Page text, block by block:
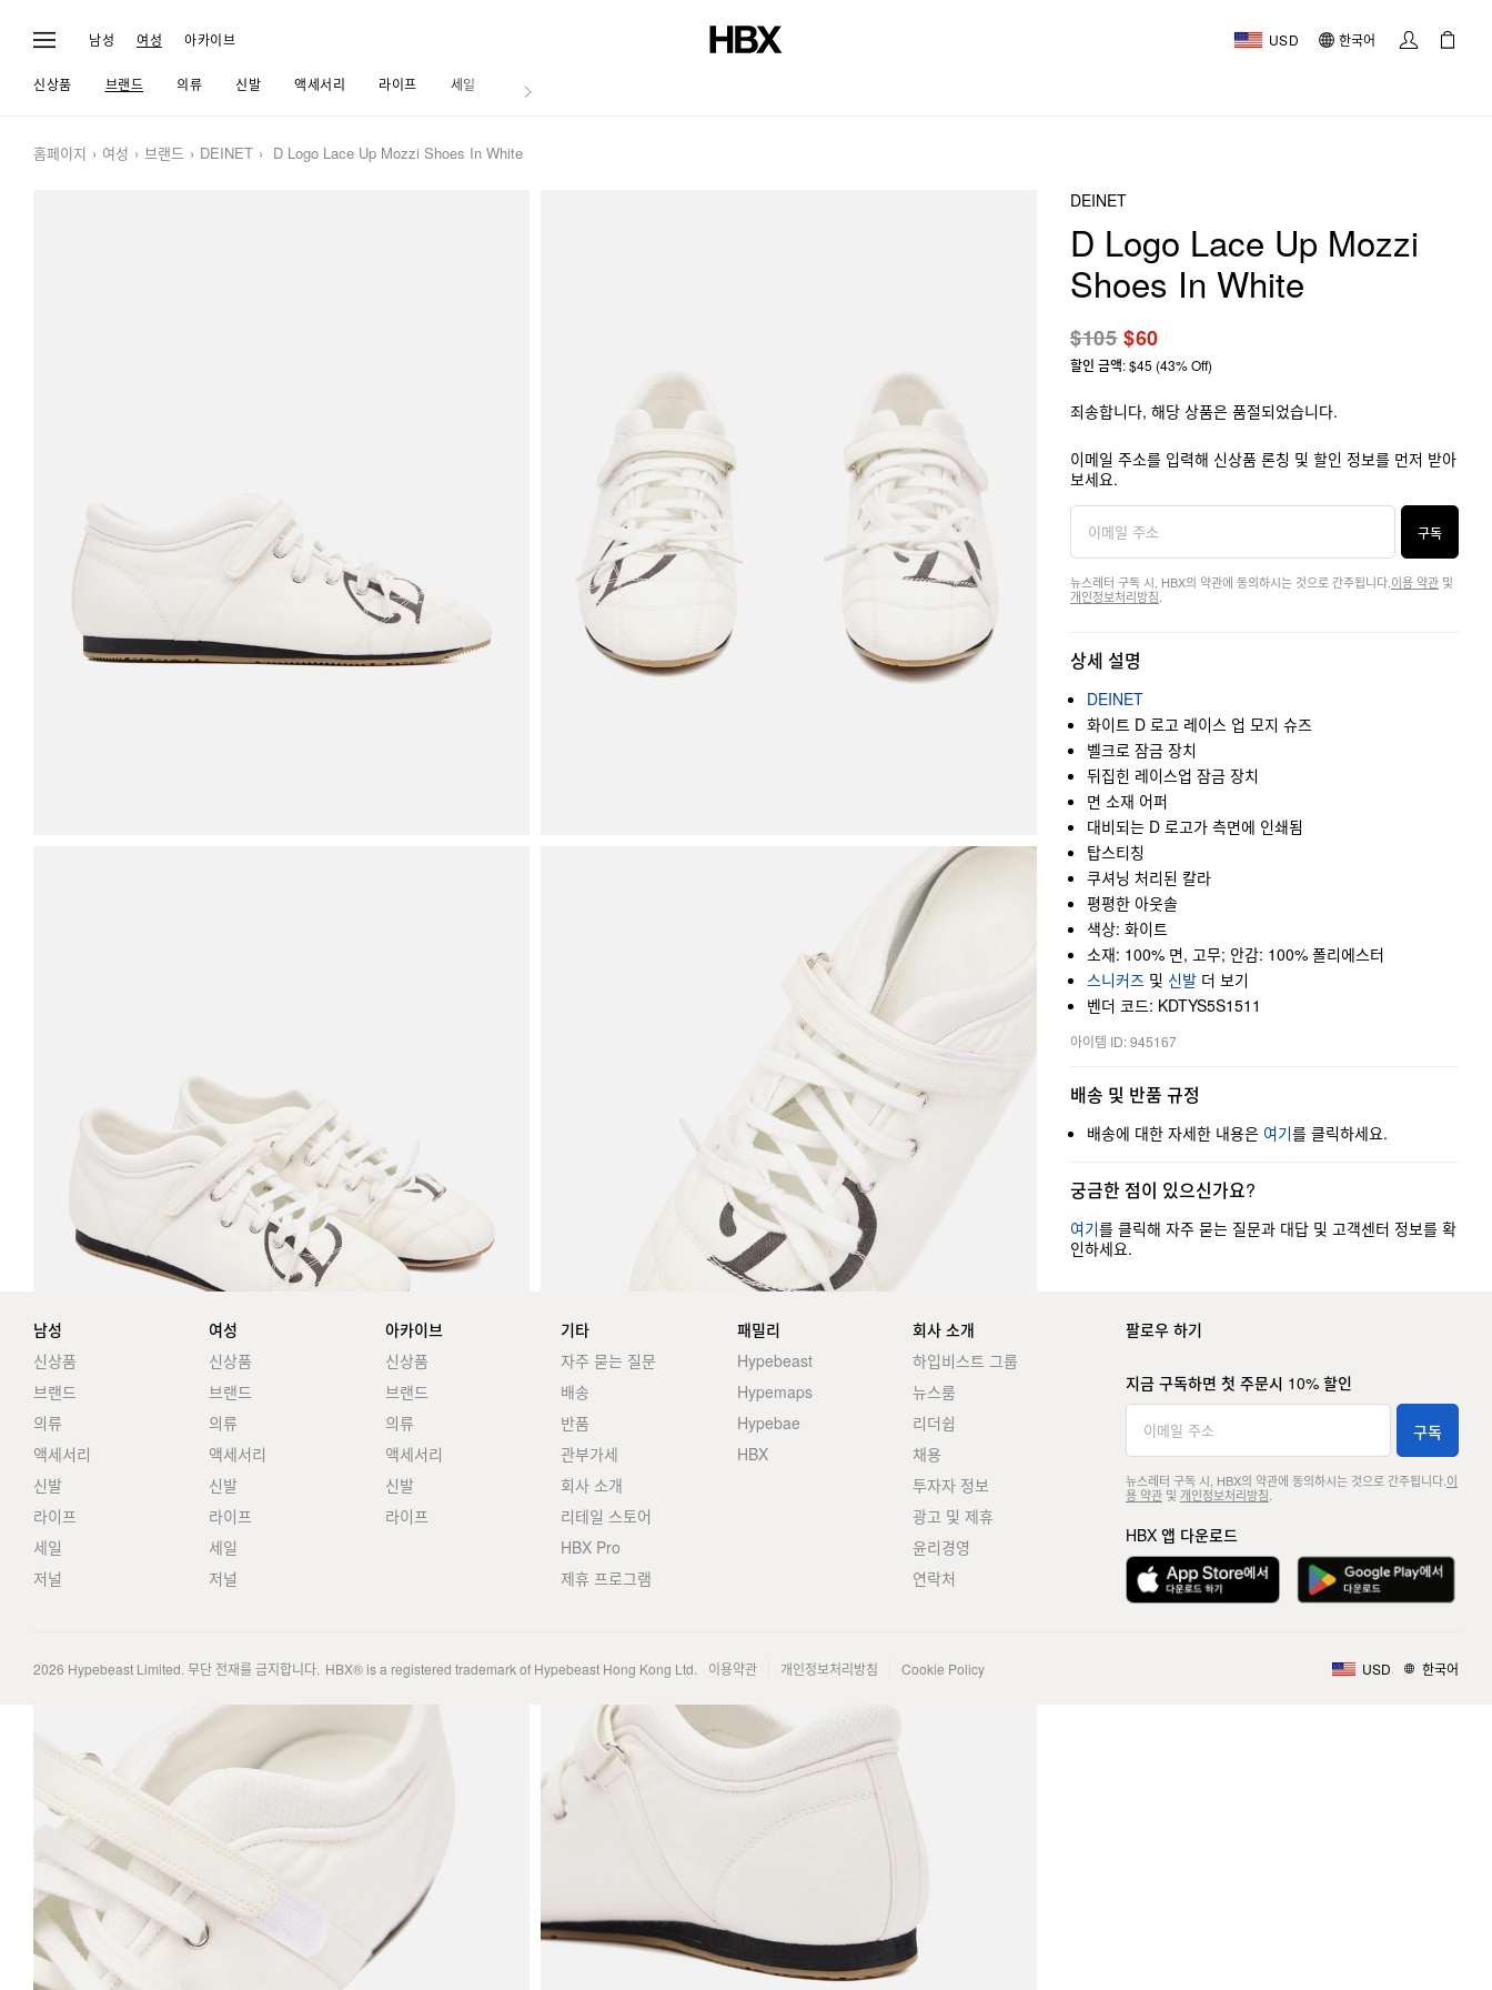
남성 여성 아카이브 USD 한국어
신상품 브랜드 의류 신발 액세서리 라이프 세일 저널
홈페이지 여성 브랜드 DEINET D Logo Lace Up Mozzi Shoes In White
DEINET
D Logo Lace Up Mozzi
Shoes In White
$105$60
할인 금액: $45 (43% Off)
죄송합니다, 해당 상품은 품절되었습니다.
이메일 주소를 입력해 신상품 론칭 및 할인 정보를 먼저 받아
보세요.
구독
뉴스레터 구독 시, HBX의 약관에 동의하시는 것으로 간주됩니다. 이용 약관 및
개인정보처리방침
상세 설명
DEINET
화이트 D 로고 레이스 업 모지 슈즈
벨크로 잠금 장치
뒤집힌 레이스업 잠금 장치
면 소재 어퍼
대비되는 D 로고가 측면에 인쇄됨
탑스티칭
쿠셔닝 처리된 칼라
평평한 아웃솔
색상: 화이트
소재: 100% 면, 고무; 안감: 100% 폴리에스터
스니커즈 및 신발 더 보기
벤더 코드: KDTYS5S1511
아이템 ID: 945167
배송 및 반품 규정
배송에 대한 자세한 내용은 여기를 클릭하세요.
궁금한 점이 있으신가요?
여기를 클릭해 자주 묻는 질문과 대답 및 고객센터 정보를 확
인하세요.
남성
신상품
브랜드
의류
액세서리
신발
라이프
세일
저널
여성
신상품
브랜드
의류
액세서리
신발
라이프
세일
저널
아카이브
신상품
브랜드
의류
액세서리
신발
라이프
기타
자주 묻는 질문
배송
반품
관부가세
회사 소개
리테일 스토어
HBX Pro
제휴 프로그램
패밀리
Hypebeast
Hypemaps
Hypebae
HBX
회사 소개
하입비스트 그룹
뉴스룸
리더쉽
채용
투자자 정보
광고 및 제휴
윤리경영
연락처
팔로우 하기
지금 구독하면 첫 주문시 10% 할인
구독
뉴스레터 구독 시, HBX의 약관에 동의하시는 것으로 간주됩니다. 이
용 약관및 개인정보처리방침
HBX 앱 다운로드
2026 Hypebeast Limited. 무단 전재를 금지합니다. HBX® is a registered trademark of Hypebeast Hong Kong Ltd. 이용약관 개인정보처리방침 Cookie Policy USD 한국어